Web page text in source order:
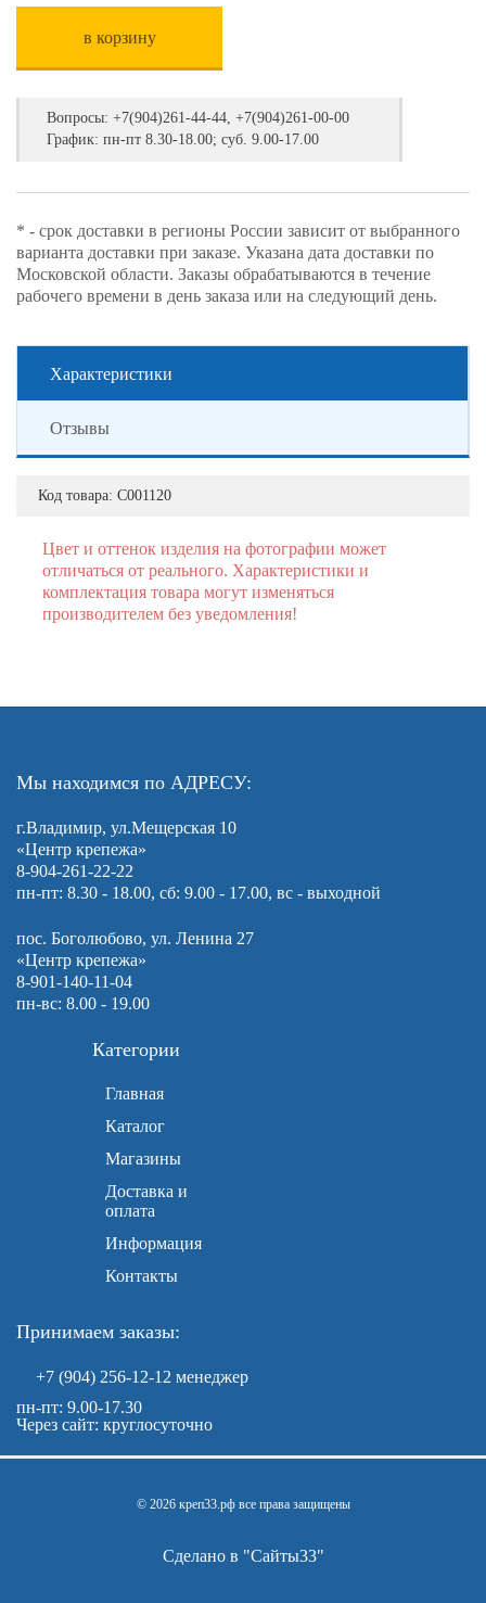
в корзину
Вопросы: +7(904)261-44-44, +7(904)261-00-00
График: пн-пт 8.30-18.00; суб. 9.00-17.00
* - срок доставки в регионы России зависит от выбранного
варианта доставки при заказе. Указана дата доставки по
Московской области. Заказы обрабатываются в течение
рабочего времени в день заказа или на следующий день.
Характеристики
Отзывы
Код товара: С001120
Цвет и оттенок изделия на фотографии может
отличаться от реального. Характеристики и
комплектация товара могут изменяться
производителем без уведомления!
Мы находимся по АДРЕСУ:
г.Владимир, ул.Мещерская 10
«Центр крепежа»
8-904-261-22-22
пн-пт: 8.30 - 18.00, сб: 9.00 - 17.00, вс - выходной
пос. Боголюбово, ул. Ленина 27
«Центр крепежа»
8-901-140-11-04
пн-вс: 8.00 - 19.00
Категории
Главная
Каталог
Магазины
Доставка и
оплата
Информация
Контакты
Принимаем заказы:
+7 (904) 256-12-12 менеджер
пн-пт: 9.00-17.30
Через сайт: круглосуточно
© 2026 креп33.рф все права защищены
Сделано в "Сайты33"